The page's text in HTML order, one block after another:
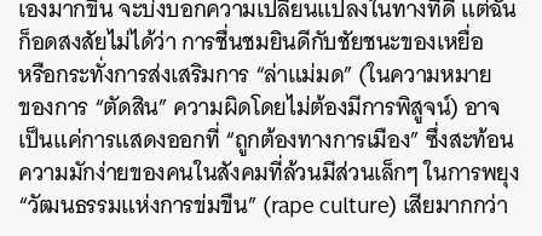
เองมากขึ้น จะบ่งบอกความเปลี่ยนแปลงในทางที่ดี แต่ฉัน
ก็อดสงสัยไม่ได้ว่า การชื่นชมยินดีกับชัยชนะของเหยื่อ
หรือกระทั่งการส่งเสริมการ “ล่าแม่มด” (ในความหมาย
ของการ “ตัดสิน” ความผิดโดยไม่ต้องมีการพิสูจน์) อาจ
เป็นแค่การแสดงออกที่ “ถูกต้องทางการเมือง” ซึ่งสะท้อน
ความมักง่ายของคนในสังคมที่ล้วนมีส่วนเล็กๆ ในการพยุง
“วัฒนธรรมแห่งการข่มขืน” (rape culture) เสียมากกว่า